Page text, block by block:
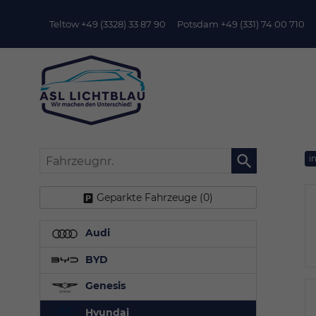
Teltow +49 (3328) 33 87 90 Potsdam +49 (331) 74 00 710
Fahrzeugnr.
Geparkte Fahrzeuge (0)
Audi
BYD
Genesis
Hyundai